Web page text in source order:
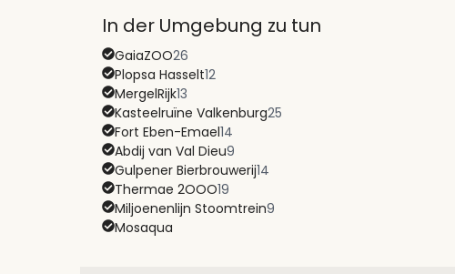
In der Umgebung zu tun
GaiaZOO26
Plopsa Hasselt12
MergelRijk13
Kasteelruïne Valkenburg25
Fort Eben-Emael14
Abdij van Val Dieu9
Gulpener Bierbrouwerij14
Thermae 2OOO19
Miljoenenlijn Stoomtrein9
Mosaqua